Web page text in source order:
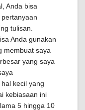
Anda bisa
tulisan.
Anda gunakan
membuat saya
yang saya
kecil yang
kebiasaan ini
5 hingga 10